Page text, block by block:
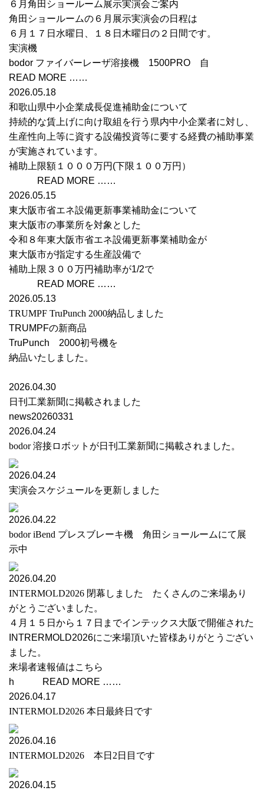
６月角田ショールーム展示実演会ご案内
角田ショールームの６月展示実演会の日程は
６月１７日水曜日、１８日木曜日の２日間です。
実演機
bodor ファイバーレーザ溶接機 1500PRO 自
READ MORE ……
2026.05.18
和歌山県中小企業成長促進補助金について
持続的な賃上げに向け取組を行う県内中小企業者に対し、
生産性向上等に資する設備投資等に要する経費の補助事業
が実施されています。
補助上限額１０００万円(下限１００万円）
READ MORE ……
2026.05.15
東大阪市省エネ設備更新事業補助金について
東大阪市の事業所を対象とした
令和８年東大阪市省エネ設備更新事業補助金が
東大阪市が指定する生産設備で
補助上限３００万円補助率が1/2で
READ MORE ……
2026.05.13
TRUMPF TruPunch 2000納品しました
TRUMPFの新商品
TruPunch 2000初号機を
納品いたしました。
2026.04.30
日刊工業新聞に掲載されました
news20260331
2026.04.24
bodor 溶接ロボットが日刊工業新聞に掲載されました。
2026.04.24
実演会スケジュールを更新しました
2026.04.22
bodor iBend プレスブレーキ機 角田ショールームにて展
示中
2026.04.20
INTERMOLD2026 閉幕しました たくさんのご来場あり
がとうございました。
４月１５日から１７日までインテックス大阪で開催された
INTRERMOLD2026にご来場頂いた皆様ありがとうござい
ました。
来場者速報値はこちら
h READ MORE ……
2026.04.17
INTERMOLD2026 本日最終日です
2026.04.16
INTERMOLD2026 本日2日目です
2026.04.15